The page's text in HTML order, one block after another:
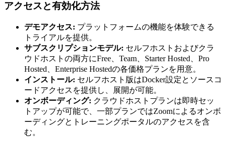
アクセスと有効化方法
デモアクセス: プラットフォームの機能を体験できる
トライアルを提供。
サブスクリプションモデル: セルフホストおよびクラ
ウドホストの両方にFree、Team、Starter Hosted、Pro
Hosted、Enterprise Hostedの各価格プランを用意。
インストール: セルフホスト版はDocker設定とソースコ
ードアクセスを提供し、展開が可能。
オンボーディング: クラウドホストプランは即時セッ
トアップが可能で、一部プランではZoomによるオンボ
ーディングとトレーニングポータルのアクセスを含
む。